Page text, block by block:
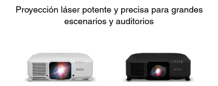
Proyección láser potente y precisa para grandes
escenarios y auditorios